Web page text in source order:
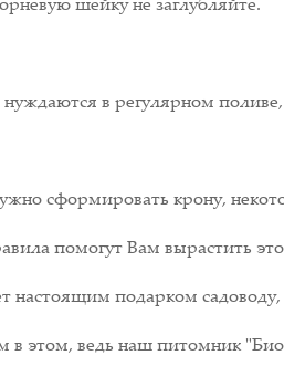
в регулярном
сформировать крону,
помогут Вам вырастить
настоящим подарком
этом, ведь наш питомник